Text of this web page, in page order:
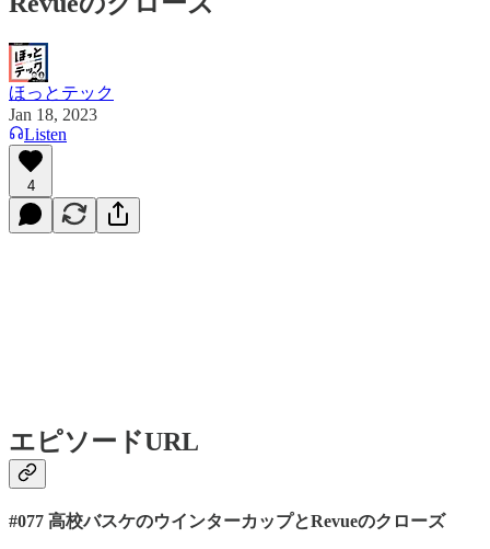
ほっとテック
Jan 18, 2023
Listen
4
エピソードURL
#077 高校バスケのウインターカップとRevueのクローズ